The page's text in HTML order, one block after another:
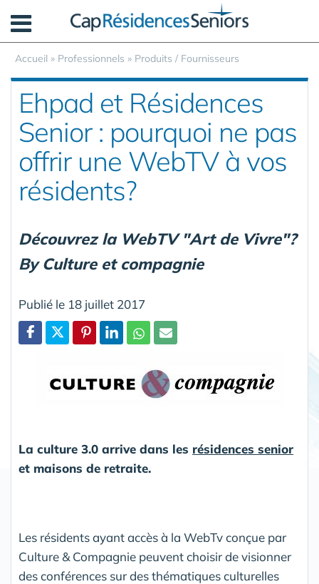
Accueil » Professionnels » Produits / Fournisseurs
Ehpad et Résidences
Senior : pourquoi ne pas
offrir une WebTV à vos
résidents?
Découvrez la WebTV "Art de Vivre"?
By Culture et compagnie
Publié le 18 juillet 2017
La culture 3.0 arrive dans les résidences senior
et maisons de retraite.
Les résidents ayant accès à la WebTv conçue par
Culture & Compagnie peuvent choisir de visionner
des conférences sur des thématiques culturelles
Panneau de gestion des cookies